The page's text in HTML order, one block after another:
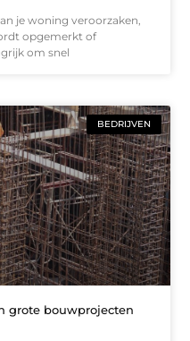
je woning veroorzaken,
opgemerkt of
om snel
BEDRIJVEN
grote bouwprojecten